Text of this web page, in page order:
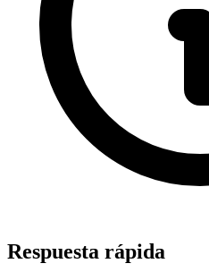
Respuesta rápida